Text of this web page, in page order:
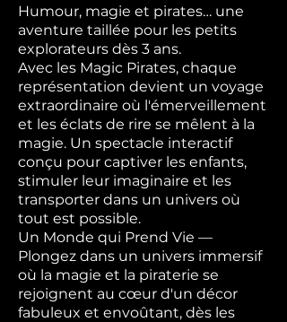
Humour, magie et pirates… une
aventure taillée pour les petits
explorateurs dès 3 ans.
Avec les Magic Pirates, chaque
représentation devient un voyage
extraordinaire où l'émerveillement
et les éclats de rire se mêlent à la
magie. Un spectacle interactif
conçu pour captiver les enfants,
stimuler leur imaginaire et les
transporter dans un univers où
tout est possible.
Un Monde qui Prend Vie —
Plongez dans un univers immersif
où la magie et la piraterie se
rejoignent au cœur d'un décor
fabuleux et envoûtant, dès les